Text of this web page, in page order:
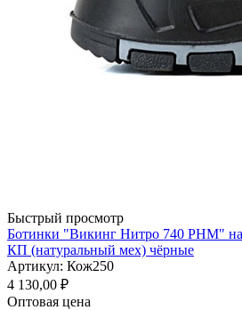
Быстрый просмотр
Ботинки "Викинг Нитро 740 РНМ"
КП (натуральный мех) чёрные
Артикул: Кож250
4 130,00 ₽
Оптовая цена